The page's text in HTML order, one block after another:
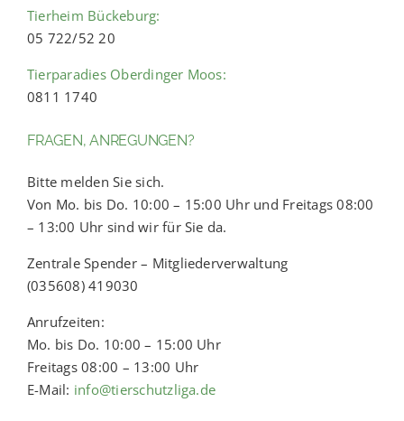
Tierheim Bückeburg:
05 722/52 20
Tierparadies Oberdinger Moos:
0811 1740
FRAGEN, ANREGUNGEN?
Bitte melden Sie sich.
Von Mo. bis Do. 10:00 – 15:00 Uhr und Freitags 08:00
– 13:00 Uhr sind wir für Sie da.
Zentrale Spender – Mitgliederverwaltung
(035608) 419030
Anrufzeiten:
Mo. bis Do. 10:00 – 15:00 Uhr
Freitags 08:00 – 13:00 Uhr
E-Mail: info@tierschutzliga.de